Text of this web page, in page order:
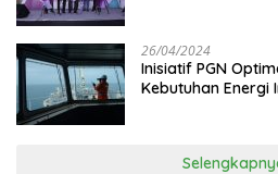
26/04/2024
Inisiatif PGN
Kebutuhan Energi